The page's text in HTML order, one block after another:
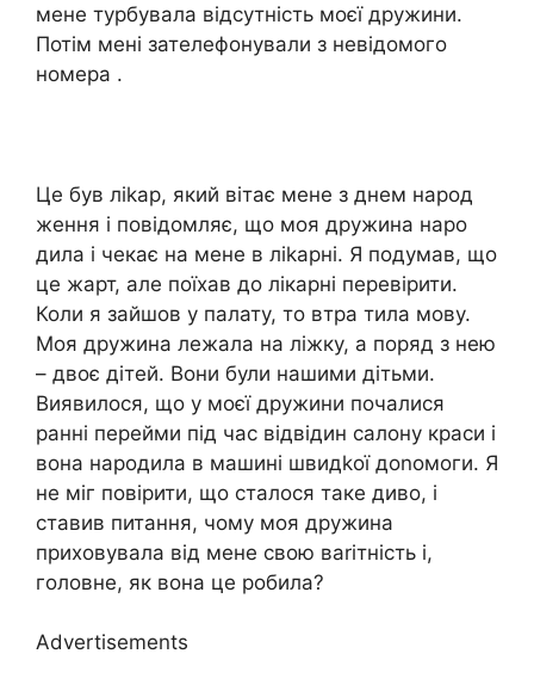
мене турбувала відсутність моєї дружини.
Потім мені зателефонували з невідомого
номера .
Це був ліkар, який вітає мене з днем народ
ження і повідомляє, що моя дружина наро
дила і чекає на мене в ліkарні. Я подумав, що
це жарт, але поїхав до лікарні перевірити.
Коли я зайшов у палату, то втра тила мову.
Моя дружина лежала на ліжку, а поряд з нею
– двоє дітей. Вони були нашими дітьми.
Виявилося, що у моєї дружини почалися
ранні перейми під час відвідин салону краси і
вона народила в машині швидkої доnомоги. Я
не міг повірити, що сталося таке диво, і
ставив питання, чому моя дружина
приховувала від мене свою ваrітність і,
головне, як вона це робила?
Advertisements